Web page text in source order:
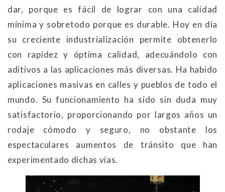
dar, porque es fácil de lograr con una calidad
mínima y sobretodo porque es durable. Hoy en día
su creciente industrialización permite obtenerlo
con rapidez y óptima calidad, adecuándolo con
aditivos a las aplicaciones más diversas. Ha habido
aplicaciones masivas en calles y pueblos de todo el
mundo. Su funcionamiento ha sido sin duda muy
satisfactorio, proporcionando por largos años un
rodaje cómodo y seguro, no obstante los
espectaculares aumentos de tránsito que han
experimentado dichas vías.